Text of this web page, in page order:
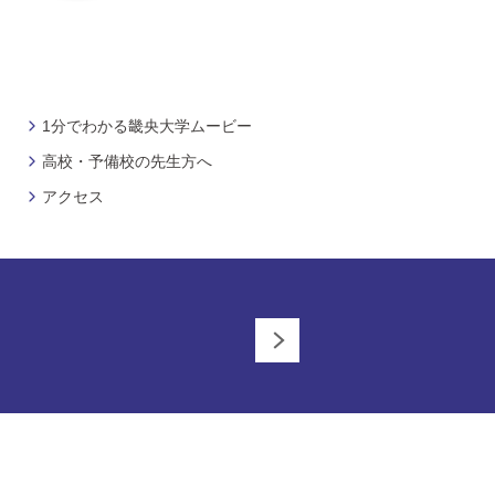
1分でわかる畿央大学ムービー
高校・予備校の先生方へ
アクセス